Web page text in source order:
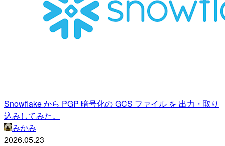
Snowflake から PGP 暗号化の GCS ファイル を 出力・取り
込みしてみた。
みかみ
2026.05.23